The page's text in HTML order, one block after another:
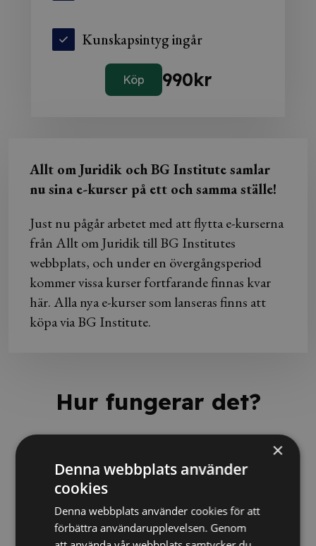
Kunskapsintyg ingår
Köp 990kr
Allt om Juridik och BG Institute samlar
nu sina e-kurser på ett och samma ställe!
Just nu pågår arbetet med att flytta e-kurserna
från Allt om Juridik till BG Institutes
webbplats, och under en övergångsperiod
kommer vissa kurser fortfarande finnas kvar
här. Alla nya e-kurser som lanseras finns att
köpa via BG Institute.
Hur fungerar det?
×
Denna webbplats använder
cookies
Denna webbplats använder cookies för att
förbättra användarupplevelsen. Genom